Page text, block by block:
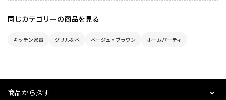
同じカテゴリーの商品を見る
キッチン家電 グリルなべ ベージュ・ブラウン ホームパーティ
商品から探す